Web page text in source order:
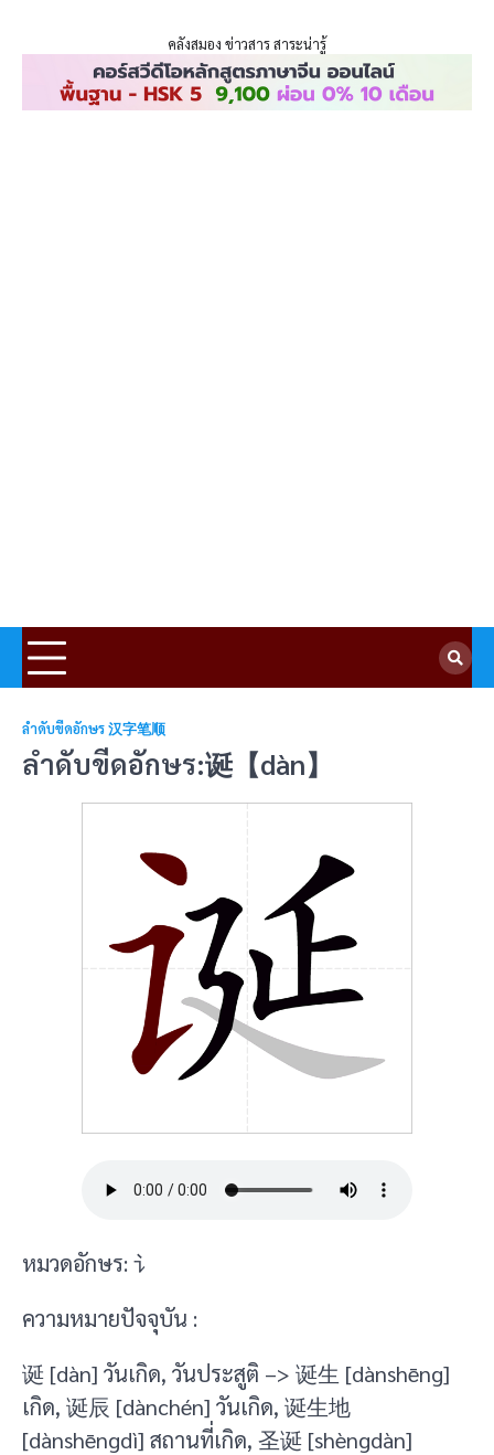
คลังสมอง ข่าวสาร สาระน่ารู้
ลำดับขีดอักษร 汉字笔顺
ลำดับขีดอักษร:诞【dàn】
หมวดอักษร: 讠
ความหมายปัจจุบัน :
诞 [dàn] วันเกิด, วันประสูติ –> 诞生 [dànshēng]
เกิด, 诞辰 [dànchén] วันเกิด, 诞生地
[dànshēngdì] สถานที่เกิด, 圣诞 [shèngdàn]